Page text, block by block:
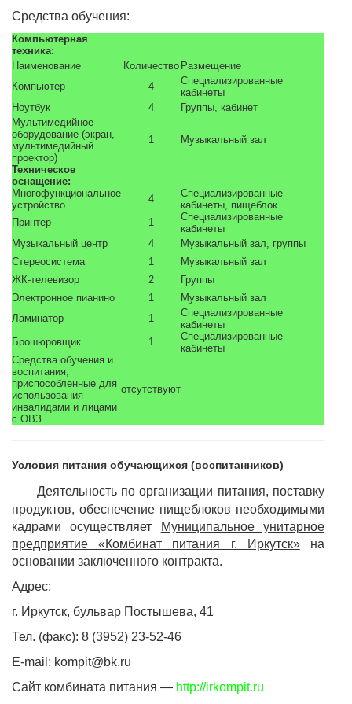
Средства обучения:
Компьютерная
техника:
Наименование
Количество Размещение
Компьютер
4
Специализированные
кабинеты
Ноутбук
4
Группы, кабинет
Мультимедийное
оборудование (экран,
мультимедийный
проектор)
1 Музыкальный зал
Техническое
оснащение:
Многофункциональное
устройство
4
Специализированные
кабинеты, пищеблок
Принтер
1
Специализированные
кабинеты
Музыкальный центр
4
Музыкальный зал, группы
Стереосистема
1
Музыкальный зал
ЖК-телевизор
2
Группы
Электронное пианино
1
Музыкальный зал
Ламинатор
1
Специализированные
кабинеты
Брошюровщик
1
Специализированные
кабинеты
Средства обучения и
воспитания,
приспособленные для
использования
инвалидами и лицами
с ОВЗ
отсутствуют
Условия питания обучающихся (воспитанников)
Деятельность по организации питания, поставку
продуктов, обеспечение пищеблоков необходимыми
кадрами осуществляет
Муниципальное унитарное
предприятие «Комбинат питания г. Иркутск»на
основании заключенного контракта.
Адрес:
г. Иркутск, бульвар Постышева, 41
Тел. (факс): 8 (3952) 23-52-46
E-mail: kompit@bk.ru
Сайт комбината питания — http://irkompit.ru